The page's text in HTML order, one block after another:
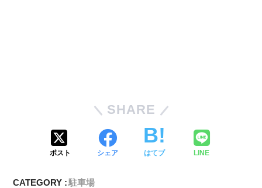
SHARE
ポスト シェア はてブ LINE
CATEGORY :駐車場